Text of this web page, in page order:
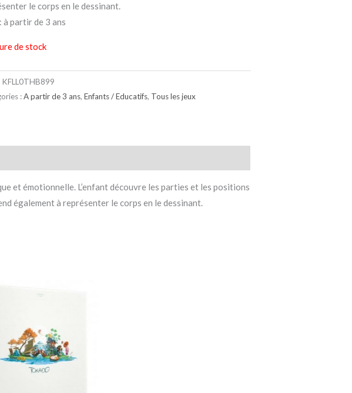
le corps en le dessinant.
: à partir de 3 ans
de stock
KFLL0THB899
:A partir de 3 ans, Enfants / Educatifs, Tous les jeux
et émotionnelle. L’enfant découvre les parties et les positions
également à représenter le corps en le dessinant.